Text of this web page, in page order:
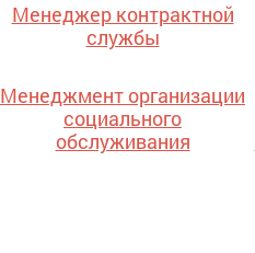
Менеджер контрактной
службы
Менеджмент организации
социального
обслуживания